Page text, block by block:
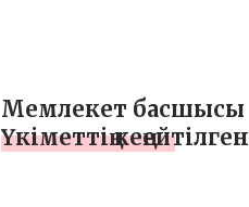
Мемлекет басшысы
Үкіметтің кеңейтілген